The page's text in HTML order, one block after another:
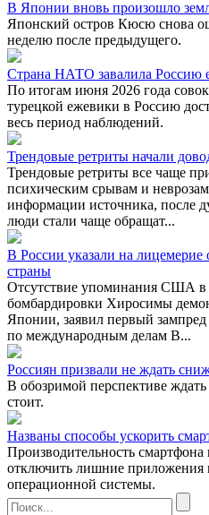
В Японии вновь произошло
Японский остров Кюсю снова
неделю после предыдущего.
Страна НАТО завалила Россию
По итогам июня 2026 года
турецкой ежевики в Россию
весь период наблюдений.
Трендовые ретриты начали
Трендовые ретриты все чаще
психическим срывам и
информации источника, после
люди стали чаще обращат...
В России указали на
страны
Отсутствие упоминания США в
бомбардировки Хиросимы
Японии, заявил первый
по международным делам В...
Россиян призвали не ждать
В обозримой перспективе
стоит.
Названы способы ускорить
Производительность
отключить лишние приложения
операционной системы.